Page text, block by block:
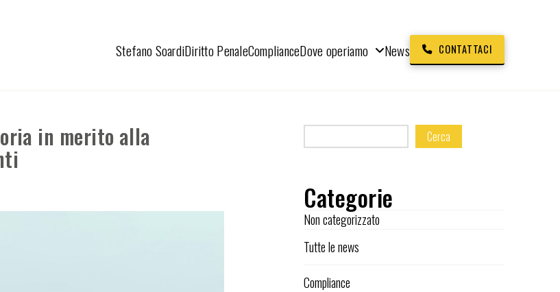
Stefano SoardiDiritto PenaleComplianceDove operiamo News CONTATTACI
in merito alla Cerca
Categorie
Non categorizzato
Tutte le news
Compliance